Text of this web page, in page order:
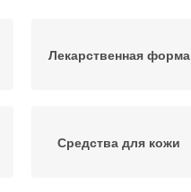
Лекарственная форма
Средства для кожи